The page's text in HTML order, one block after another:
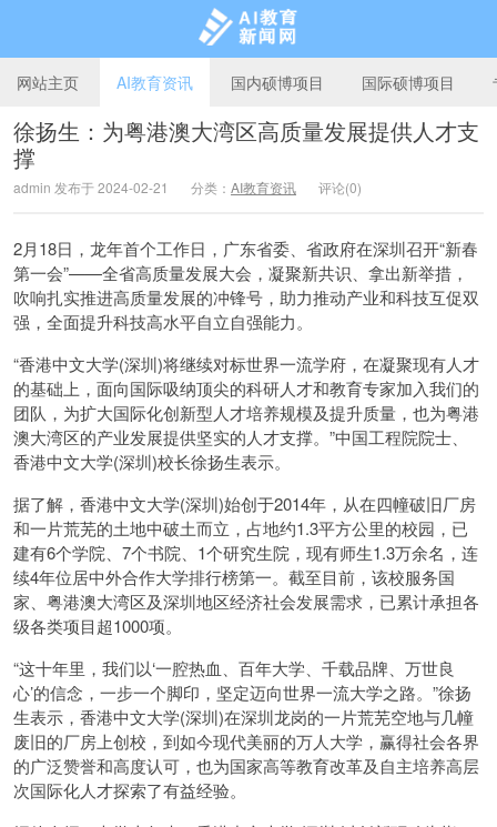
网站主页 AI教育资讯 国内硕博项目 国际硕博项目
徐扬生：为粤港澳大湾区高质量发展提供人才支
撑
admin 发布于 2024-02-21 分类： AI教育资讯 评论(0)
2月18日，龙年首个工作日，广东省委、省政府在深圳召开“新春
第一会”——全省高质量发展大会，凝聚新共识、拿出新举措，
吹响扎实推进高质量发展的冲锋号，助力推动产业和科技互促双
强，全面提升科技高水平自立自强能力。
“香港中文大学(深圳)将继续对标世界一流学府，在凝聚现有人才
的基础上，面向国际吸纳顶尖的科研人才和教育专家加入我们的
团队，为扩大国际化创新型人才培养规模及提升质量，也为粤港
澳大湾区的产业发展提供坚实的人才支撑。”中国工程院院士、
香港中文大学(深圳)校长徐扬生表示。
据了解，香港中文大学(深圳)始创于2014年，从在四幢破旧厂房
和一片荒芜的土地中破土而立，占地约1.3平方公里的校园，已
建有6个学院、7个书院、1个研究生院，现有师生1.3万余名，连
续4年位居中外合作大学排行榜第一。截至目前，该校服务国
家、粤港澳大湾区及深圳地区经济社会发展需求，已累计承担各
级各类项目超1000项。
“这十年里，我们以‘一腔热血、百年大学、千载品牌、万世良
心’的信念，一步一个脚印，坚定迈向世界一流大学之路。”徐扬
生表示，香港中文大学(深圳)在深圳龙岗的一片荒芜空地与几幢
废旧的厂房上创校，到如今现代美丽的万人大学，赢得社会各界
的广泛赞誉和高度认可，也为国家高等教育改革及自主培养高层
次国际化人才探索了有益经验。